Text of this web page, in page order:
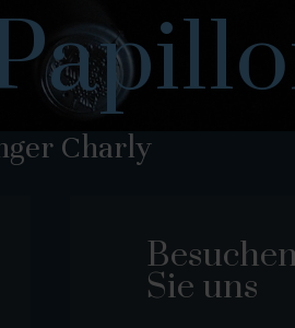
Charly
Sie uns